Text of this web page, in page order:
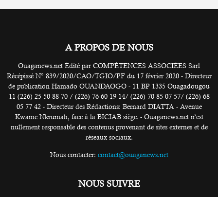
A PROPOS DE NOUS
Ouaganews.net Édité par COMPÉTENCES ASSOCIÉES Sarl
Récépissé N° 839/2020/CAO/TGIO/PF du 17 février 2020 - Directeur
de publication Hamado OUANDAOGO - 11 BP 1335 Ouagadougou
11 (226) 25 50 88 70 / (226) 76 60 19 14/ (226) 70 85 07 57/ (226) 68
05 77 42 - Directeur des Rédactions: Bernard DIATTA - Avenue
Kwame Nkrumah, face à la BICIAB siège. - Ouaganews.net n’est
nullement responsable des contenus provenant de sites externes et de
réseaux sociaux.
Nous contacter: contact@ouaganews.net
NOUS SUIVRE